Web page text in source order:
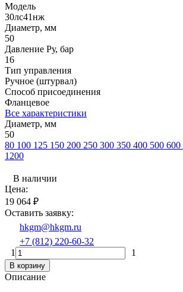
Модель
30лс41нж
Диаметр, мм
50
Давление Ру, бар
16
Тип управления
Ручное (штурвал)
Способ присоединения
Фланцевое
Все характеристики
Диаметр, мм
50
80 100 125 150 200 250 300 350 400 500 600
1200
В наличии
Цена:
19 064 ₽
Оставить заявку:
hkgm@hkgm.ru
+7 (812) 220-60-32
1
1
В корзину
Описание